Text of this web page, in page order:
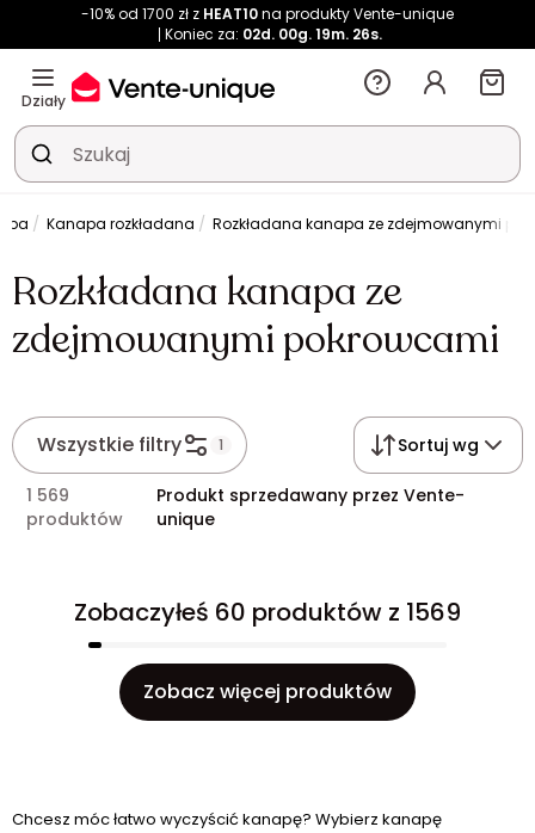
-10% od 1700 zł z HEAT10na produkty Vente-unique
Koniec za: 02d. 00g. 19m. 26s.
Działy
Kanapa rozkładana Rozkładana kanapa ze zdejmowanymi
Rozkładana kanapa ze
zdejmowanymi pokrowcami
Wszystkie filtry 1 Sortuj wg
1 569
produktów
Produkt sprzedawany przez Vente-
unique
Zobaczyłeś 60 produktów z 1569
Zobacz więcej produktów
Chcesz móc łatwo wyczyścić kanapę? Wybierz kanapę